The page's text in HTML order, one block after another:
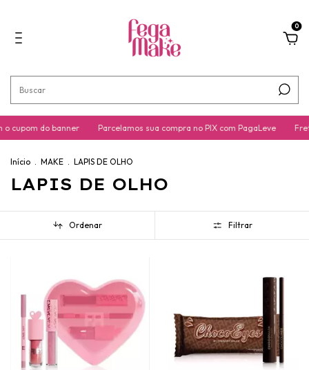
0
o cupom do banner Parcelamos sua compra no PIX com PagaLeve
Início . MAKE . LAPIS DE OLHO
LAPIS DE OLHO
Ordenar Filtrar